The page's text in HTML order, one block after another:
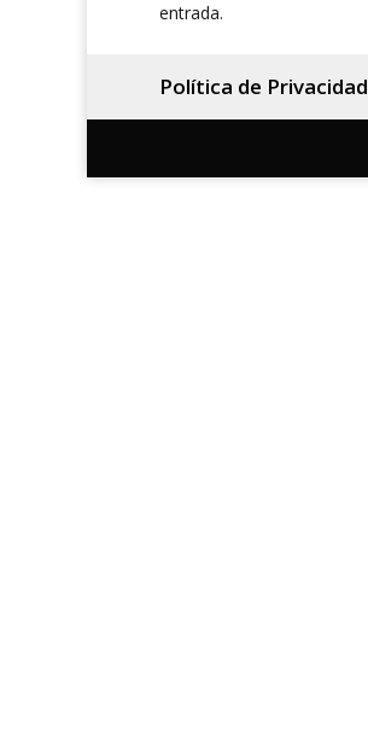
entrada.
Política de Privacidad